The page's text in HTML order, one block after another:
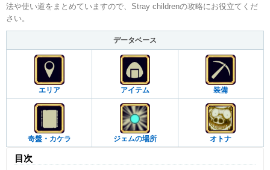
法や使い道をまとめていますので、Stray childrenの攻略にお役立てくだ
さい。
データベース
エリア アイテム 装備
奇盤・カケラ ジェムの場所 オトナ
目次